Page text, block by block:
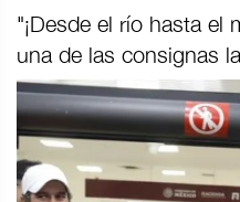
"¡Desde el río hasta el
una de las consignas